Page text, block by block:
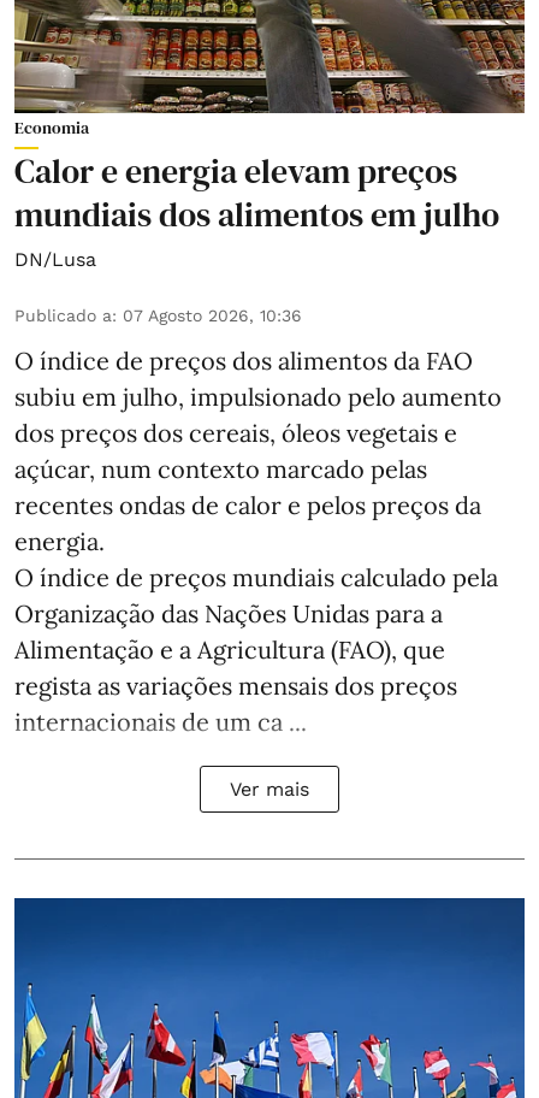
Economia
Calor e energia elevam preços
mundiais dos alimentos em julho
DN/Lusa
Publicado a: 07 Agosto 2026, 10:36
O índice de preços dos alimentos da FAO
subiu em julho, impulsionado pelo aumento
dos preços dos cereais, óleos vegetais e
açúcar, num contexto marcado pelas
recentes ondas de calor e pelos preços da
energia.
O índice de preços mundiais calculado pela
Organização das Nações Unidas para a
Alimentação e a Agricultura (FAO), que
regista as variações mensais dos preços
internacionais de um ca ...
Ver mais